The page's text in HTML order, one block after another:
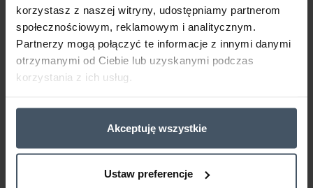
korzystasz z naszej witryny, udostępniamy partnerom
społecznościowym, reklamowym i analitycznym.
Partnerzy mogą połączyć te informacje z innymi danymi
otrzymanymi od Ciebie lub uzyskanymi podczas
korzystania z ich usług.
Akceptuję wszystkie
Ustaw preferencje